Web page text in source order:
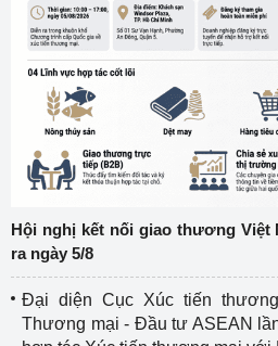
Hội nghị kết nối giao thương Việt
ra ngày 5/8
Đại diện Cục Xúc tiến
Thương mại - Đầu tư ASEAN